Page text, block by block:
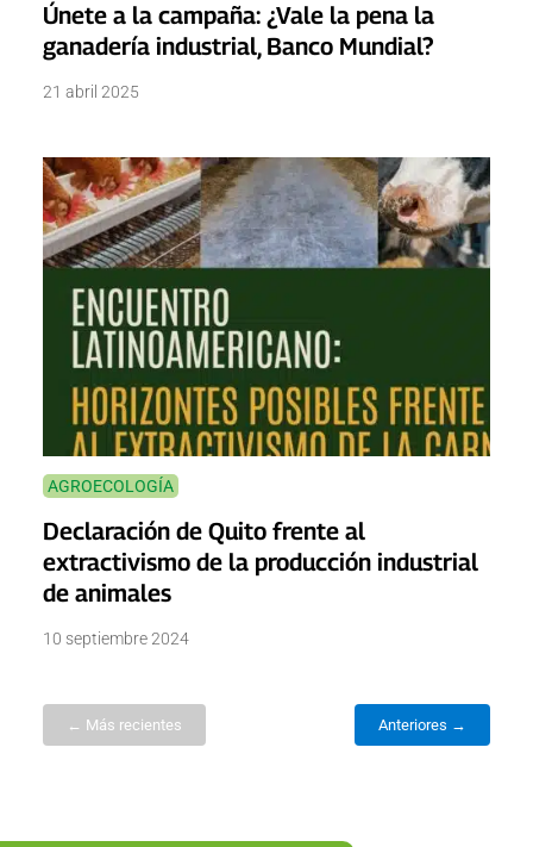
Únete a la campaña: ¿Vale la pena la
ganadería industrial, Banco Mundial?
21 abril 2025
AGROECOLOGÍA
Declaración de Quito frente al
extractivismo de la producción industrial
de animales
10 septiembre 2024
← Más recientes Anteriores →